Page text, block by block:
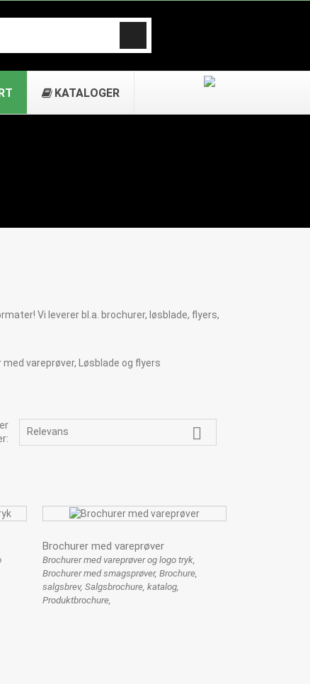
KATALOGER
Vi leverer bl.a. brochurer, løsblade, flyers,
Relevans 
Brochurer med vareprøver
Brochurer med vareprøver og logo tryk,
Brochurer med smagsprøver, Brochure,
salgsbrev, Salgsbrochure, katalog,
Produktbrochure,